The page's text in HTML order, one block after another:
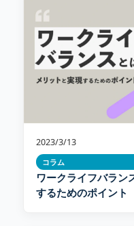
2023/3/13
コラム
ワークライフバラン
するためのポイント